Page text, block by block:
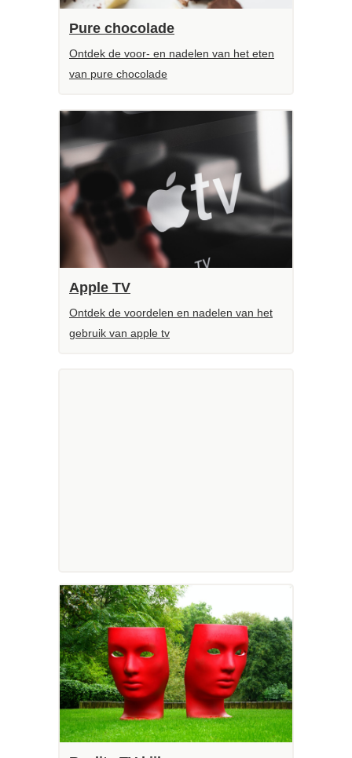
Pure chocolade
Ontdek de voor- en nadelen van het eten
van pure chocolade
Apple TV
Ontdek de voordelen en nadelen van het
gebruik van apple tv